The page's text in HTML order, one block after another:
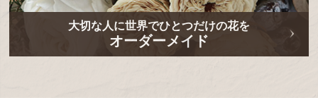
大切な人に世界でひとつだけの花を
オーダーメイド